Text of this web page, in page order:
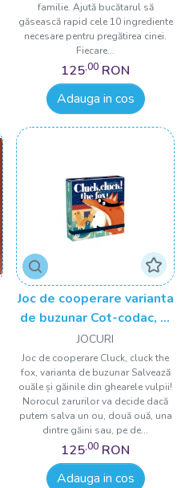
familie. Ajută bucătarul să
găsească rapid cele 10 ingrediente
necesare pentru pregătirea cinei.
Fiecare...
125,00 RON
Adauga in cos
Joc de cooperare varianta
de buzunar Cot-codac, ai
grija la vulpe, Londji
JOCURI
Joc de cooperare Cluck, cluck the
fox, varianta de buzunar Salvează
ouăle și găinile din ghearele vulpii!
Norocul zarurilor va decide dacă
putem salva un ou, două ouă, una
dintre găini sau, pe de...
125,00 RON
Adauga in cos